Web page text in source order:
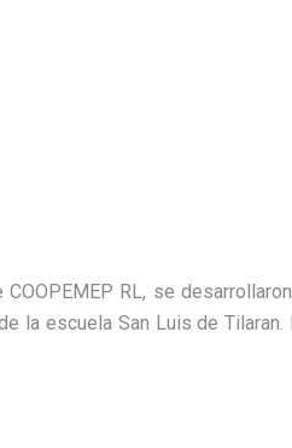
RL, se
la escuela San Luis de Tilaran.